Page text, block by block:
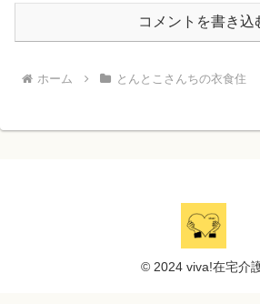
コメントを書き込
ホーム とんとこさんちの衣食住
© 2024 viva!在宅介